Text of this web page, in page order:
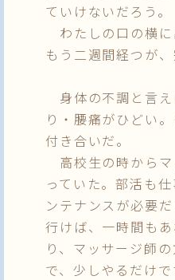
ていけないだろう。
わたしの口の横に
もう二週間経つが、
身体の不調と言
り・腰痛がひどい
付き合いだ。
高校生の時から
っていた。部活も
ンテナンスが必要
行けば、一時間も
り、マッサージ師
で、少しやるだけ